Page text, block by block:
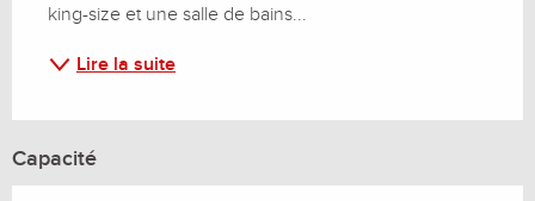
king-size et une salle de bains...
Lire la suite
Capacité